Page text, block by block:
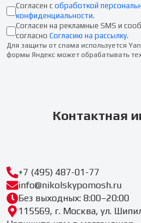
Согласен с обработкой
конфиденциальности.
Согласен на рекламные SMS и
согласно Согласию на рассылку.
Для защиты от спама используется
формы Яндекс может обрабатывать
Контактная
+7 (495) 487-01-77
info@nikolskypomosh.ru
Без выходных: 8:00–20:00
115569, г. Москва, ул.